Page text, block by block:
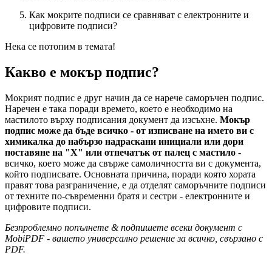
Как мокрите подписи се сравняват с електронните и
цифровите подписи?
Нека се потопим в темата!
Какво е мокър подпис?
Мокрият подпис е друг начин да се нарече саморъчен подпис.
Наречен е така поради времето, което е необходимо на
мастилото върху подписания документ да изсъхне. Мокър
подпис може да бъде всичко - от изписване на името ви с
химикалка до набързо надраскани инициали или дори
поставяне на "Х" или отпечатък от палец с мастило -
всичко, което може да свърже самоличността ви с документа,
който подписвате. Основната причина, поради която хората
правят това разграничение, е да отделят саморъчните подписи
от техните по-съвременни братя и сестри - електронните и
цифровите подписи.
Безпроблемно попълнете & подпишете всеки документ с
MobiPDF - вашето универсално решение за всичко, свързано с
PDF.